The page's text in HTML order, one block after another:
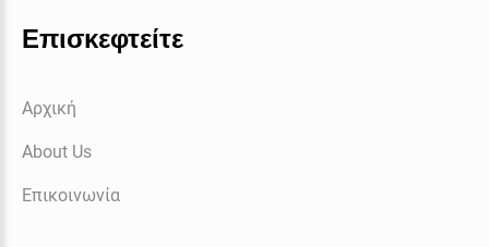
Επισκεφτείτε
Αρχική
About Us
Επικοινωνία